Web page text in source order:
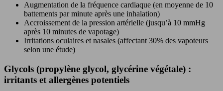
Augmentation de la fréquence cardiaque (en moyenne de 10
battements par minute après une inhalation)
Accroissement de la pression artérielle (jusqu’à 10 mmHg
après 10 minutes de vapotage)
Irritations oculaires et nasales (affectant 30% des vapoteurs
selon une étude)
Glycols (propylène glycol, glycérine végétale) :
irritants et allergènes potentiels